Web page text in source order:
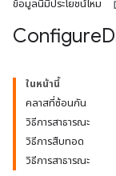
ข้อมูลนี้มีประโยชน์ไหม
Configure
ในหน้านี้
คลาสที่ซ้อนกัน
วิธีการสาธารณะ
วิธีการสืบทอด
วิธีการสาธารณะ